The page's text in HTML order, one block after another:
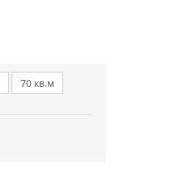
70 кв.м